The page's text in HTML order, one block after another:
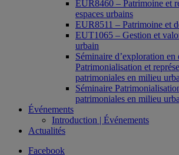
EUR8460 – Patrimoine et
espaces urbains
EUR8511 – Patrimoine et
EUT1065 – Gestion et
urbain
Séminaire d’exploration en
Patrimonialisation et
patrimoniales en milieu
Séminaire
patrimoniales en milieu
Événements
Introduction | Événements
Actualités
Facebook